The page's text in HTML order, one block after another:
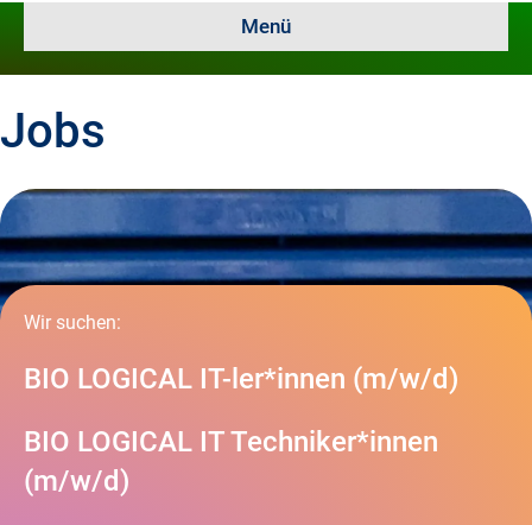
Menü
Jobs
Wir suchen:
BIO LOGICAL IT-ler*innen (m/w/d)
BIO LOGICAL IT Techniker*innen
(m/w/d)